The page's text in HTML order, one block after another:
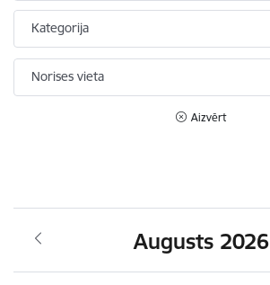
Kategorija
Norises vieta
Aizvērt
Augusts 2026